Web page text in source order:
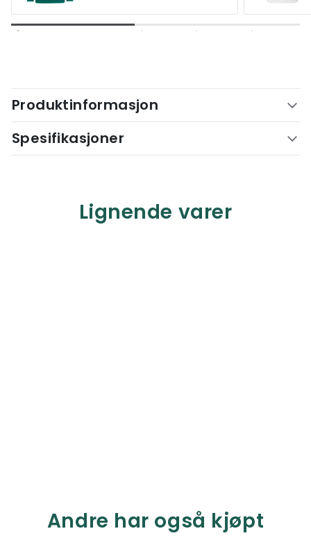
Produktinformasjon
Spesifikasjoner
Lignende varer
Andre har også kjøpt